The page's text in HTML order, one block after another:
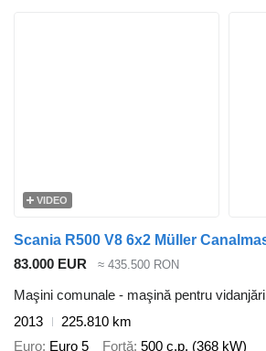
VIDEO
83.000 EUR ≈ 435.500 RON
Maşini comunale - maşină pentru vidanjări
2013
225.810 km
Euro Euro 5 Forţă 500 c.p. (368 kW)